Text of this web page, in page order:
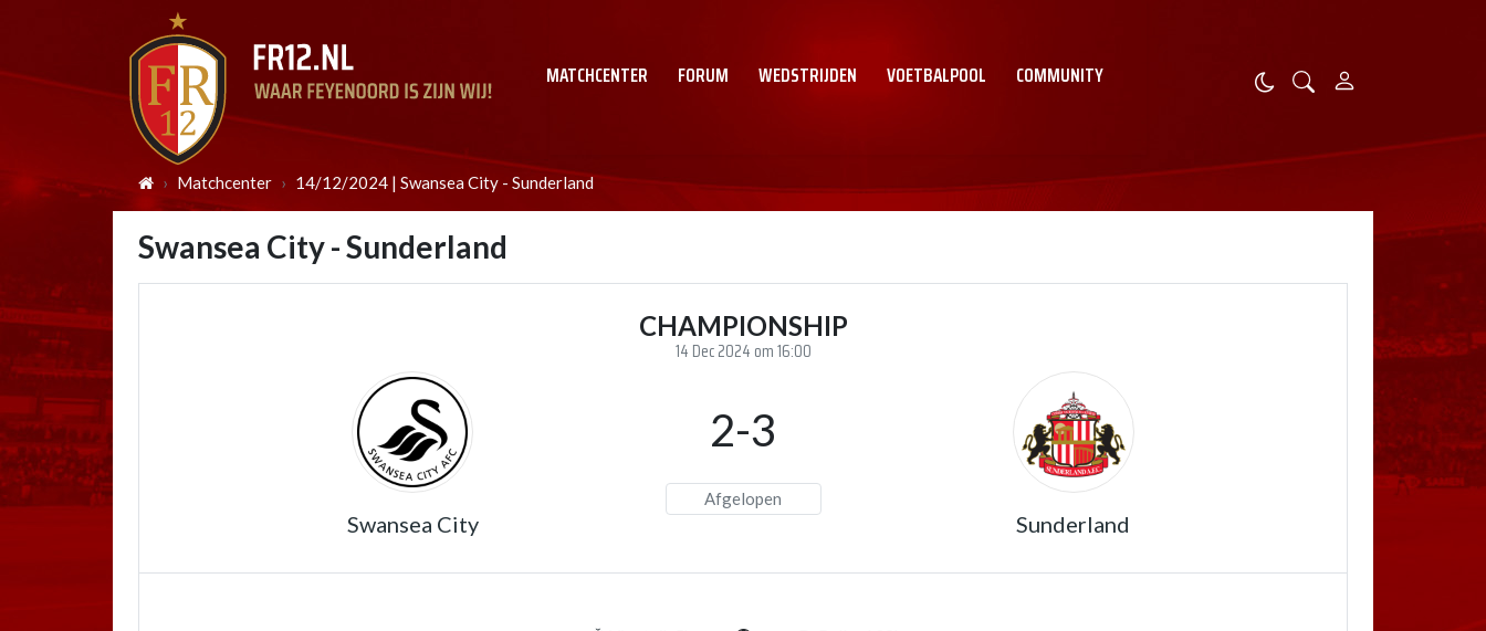
MATCHCENTER FORUM WEDSTRIJDEN VOETBALPOOL COMMUNITY
Matchcenter 14/12/2024 | Swansea City - Sunderland
Swansea City - Sunderland
CHAMPIONSHIP
14 Dec 2024 om 16:00
Swansea City
2-3
Afgelopen
Sunderland